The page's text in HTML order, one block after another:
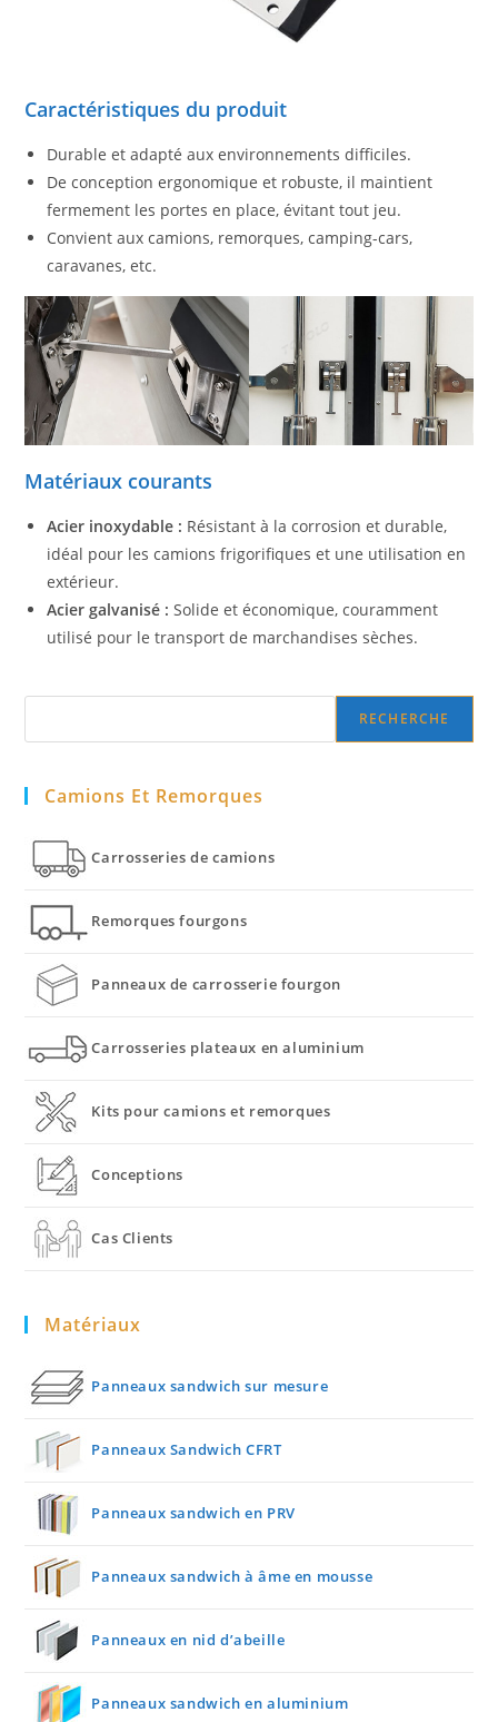
Caractéristiques du produit
Durable et adapté aux environnements difficiles.
De conception ergonomique et robuste, il maintient
fermement les portes en place, évitant tout jeu.
Convient aux camions, remorques, camping-cars,
caravanes, etc.
Matériaux courants
Acier inoxydable : Résistant à la corrosion et durable,
idéal pour les camions frigorifiques et une utilisation en
extérieur.
Acier galvanisé : Solide et économique, couramment
utilisé pour le transport de marchandises sèches.
RECHERCHE
Camions Et Remorques
Carrosseries de camions
Remorques fourgons
Panneaux de carrosserie fourgon
Carrosseries plateaux en aluminium
Kits pour camions et remorques
Conceptions
Cas Clients
Matériaux
Panneaux sandwich sur mesure
Panneaux Sandwich CFRT
Panneaux sandwich en PRV
Panneaux sandwich à âme en mousse
Panneaux en nid d’abeille
Panneaux sandwich en aluminium